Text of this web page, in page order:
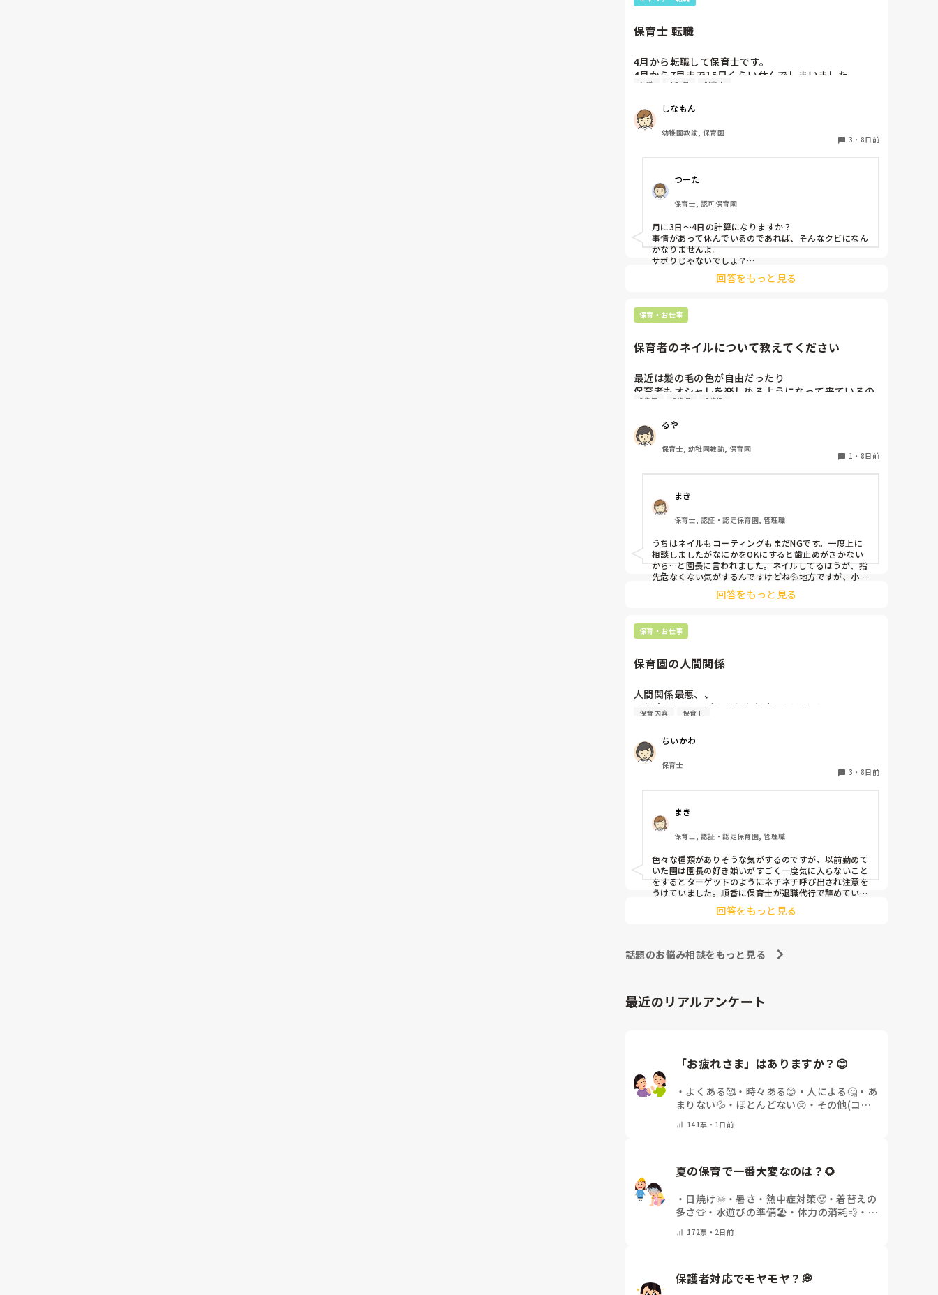
保育士 転職
4月から転職して保育士です。
4月から7月まで15日くらい休んでしまいました。
同じクラスの先生いるのですが、いい気しないと思い
すかね？
転職 正社員 保育士
しなもん
幼稚園教諭, 保育園
3 ・ 8日前
つーた
保育士, 認可保育園
月に3日〜4日の計算になりますか？
事情があって休んでいるのであれば、そんなクビになん
かなりませんよ。
サボりじゃないでしょ？
同じクラスの先生が、もしも今後、いい気がしないと言
あることが出てきたら、その時には、話をして必要に応
じて謝るなりすればいいと思います。
り、これからの振る舞いだと思いますよ。
くことも大事かと。
憶測で考えて妄想を広げないことです。
回答をもっと見る
保育・お仕事
保育者のネイルについて教えてください
最近は髪の毛の色が自由だったり
保育者もオシャレを楽しめるようになって来ているの
はとても良いことだと思っているのですが、
今の園では一応まだNGにはなっているのですが、
爪が弱いからコーティングしていないと割れちゃう、
とか色々理由がありつつ地味目のネイルを暗黙の了解
でしている人が半数くらいいます。
すが、足は煌びやかなネイルになっています。笑
そもそもどうしてネイルがNGだったんだっけ？とだん
だんわからなくなって来ました笑
他の園ではどのような感じなのか教えていただけたら
嬉しいです。
3歳児 0歳児 2歳児
るや
保育士, 幼稚園教諭, 保育園
1 ・ 8日前
まき
保育士, 認証・認定保育園, 管理職
うちはネイルもコーティングもまだNGです。一度上に
相談しましたがなにかをOKにすると歯止めがきかない
から…と園長に言われました。ネイルしてるほうが、指
先危なくない気がするんですけどね💦地方ですが、小さ
な認可外保育所などはネイルOKのとこもあるようで
回答をもっと見る
保育・お仕事
保育園の人間関係
人間関係最悪、、
の保育園って、どのような保育園ですか？
保育内容 保育士
ちいかわ
保育士
3 ・ 8日前
まき
保育士, 認証・認定保育園, 管理職
色々な種類がありそうな気がするのですが、以前勤めて
いた園は園長の好き嫌いがすごく一度気に入らないこと
をするとターゲットのようにネチネチ呼び出され注意を
うけていました。順番に保育士が退職代行で辞めていっ
ていました。残ってる先生は園長のご機嫌取りでサビ残
当たり前、製作や発表会なども自由にできずで、やめた
うですよね💦
回答をもっと見る
話題のお悩み相談をもっと見る
最近のリアルアンケート
「お疲れさま」はありますか？😊
・ よくある🥰 ・ 時々ある😊 ・ 人による🤔 ・ あ
まりない💦 ・ ほとんどない😢 ・ その他(コメ
141票・ 1日前
夏の保育で一番大変なのは？🌻
・ 日焼け🌞 ・暑さ・熱中症対策🥵・着替えの
多さ👕 ・ 水遊びの準備🏖️ ・ 体力の消耗💨 ・ そ
172票・ 2日前
保護者対応でモヤモヤ？💭